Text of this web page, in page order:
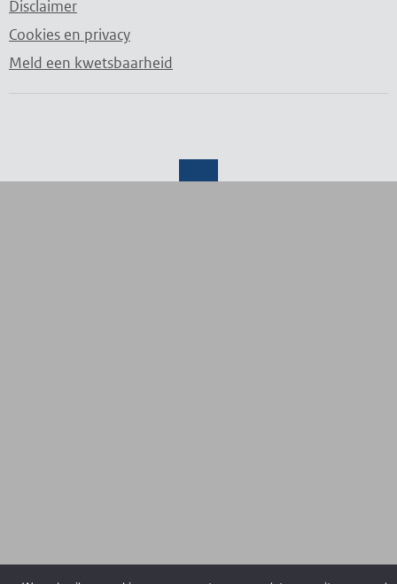
Disclaimer
Cookies en privacy
Meld een kwetsbaarheid